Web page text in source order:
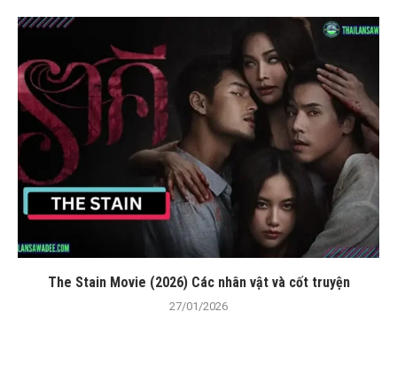
The Stain Movie (2026) Các nhân vật và cốt truyện
27/01/2026